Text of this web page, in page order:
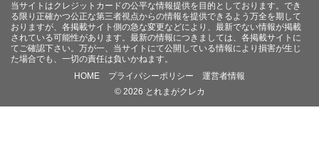
当サイトはクレジットカードの公平な情報提供を目的としております。でき
る限り正確かつ公正な第三者視点からの情報を提供できるよう万全を期して
おりますが、各掲載サイト側の急な変更などにより、最新でない情報が掲載
されている可能性があります。最新の情報につきましては、各掲載サイトに
てご確認下さい。万が一、当サイトにて公開している情報により損害が生じ
た場合でも、一切の責任は負いかねます。
HOME
プライバシーポリシー
運営者情報
© 2026 とれまがクレカ